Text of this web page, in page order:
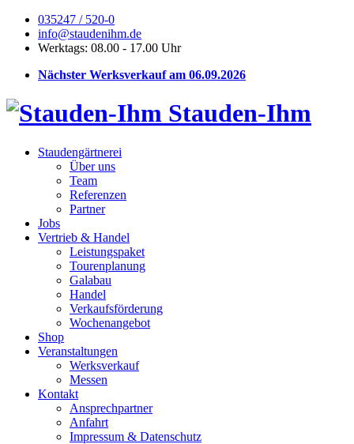
035247 / 520-0
info@staudenihm.de
Werktags: 08.00 - 17.00 Uhr
Nächster Werksverkauf am 06.09.2026
Stauden-Ihm
Staudengärtnerei
Über uns
Team
Referenzen
Partner
Jobs
Vertrieb & Handel
Leistungspaket
Tourenplanung
Galabau
Handel
Verkaufsförderung
Wochenangebot
Shop
Veranstaltungen
Werksverkauf
Messen
Kontakt
Ansprechpartner
Anfahrt
Impressum & Datenschutz